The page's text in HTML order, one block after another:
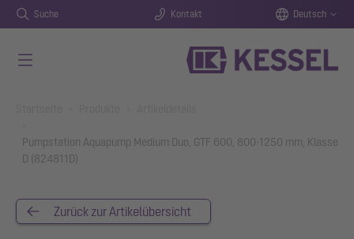
Suche Kontakt Deutsch
Pumpstation Aquapump Medium Duo, GTF 600, 800-1250 mm, Klasse
D (824811D)
Zurück zur Artikelübersicht